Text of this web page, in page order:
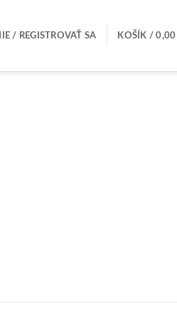
/ REGISTROVAŤ SA KOŠÍK /0,00